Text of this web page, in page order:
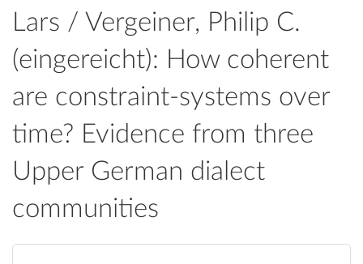
Lars / Vergeiner, Philip C.
(eingereicht): How coherent
are constraint-systems over
time? Evidence from three
Upper German dialect
communities